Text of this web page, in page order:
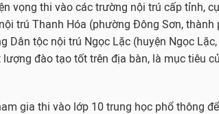
vọng thi vào các trường nội trú cấp tỉnh,
trú Thanh Hóa (phường Đông Sơn, thành
Dân tộc nội trú Ngọc Lặc (huyện Ngọc
đào tạo tốt trên địa bàn, là mục tiêu
gia thi vào lớp 10 trung học phổ thông